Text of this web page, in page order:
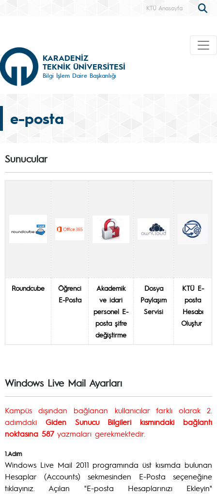
KTÜ Anasayfa
KARADENİZ
TEKNİK ÜNİVERSİTESİ
Bilgi İşlem Daire Başkanlığı
e-posta
Sunucular
Roundcube
Öğrenci
E-Posta
Akademik
ve idari
personel E-
posta şifre
değiştirme
Dosya
Paylaşım
Servisi
KTÜ E-
posta
Hesabı
Oluştur
Windows Live Mail Ayarları
Kampüs dışından bağlanan kullanıcılar farklı olarak 2.
adımdaki Giden Sunucu Bilgileri kısmındaki bağlantı
noktasına 587 yazmaları gerekmektedir.
1.Adım
Windows Live Mail 2011 programında üst kısımda bulunan
Hesaplar (Accounts) sekmesinden E-Posta seçeneğine
tıklayınız. Açılan "E-posta Hesaplarınızı Ekleyin"